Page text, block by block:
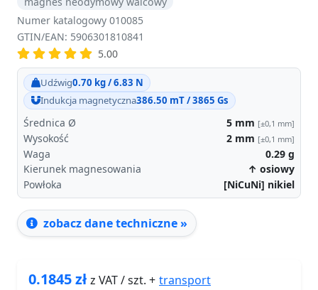
Numer katalogowy 010085
GTIN/EAN: 5906301810841
5.00
Udźwig0.70 kg / 6.83 N
Indukcja magnetyczna386.50 mT / 3865 Gs
Średnica Ø 5 mm [±0,1 mm]
Wysokość 2 mm [±0,1 mm]
Waga 0.29 g
Kierunek magnesowania
↑ osiowy
Powłoka
[NiCuNi] nikiel
zobacz dane techniczne »
0.1845złz VAT / szt. + transport